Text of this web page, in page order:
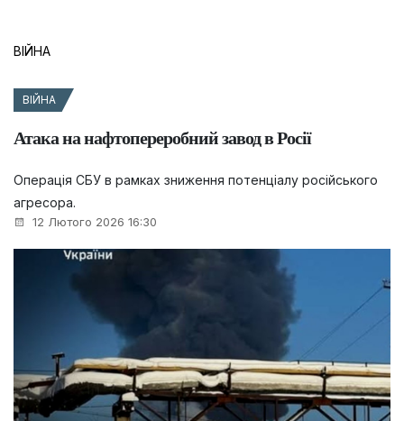
ВІЙНА
ВІЙНА
Атака на нафтопереробний завод в Росії
Операція СБУ в рамках зниження потенціалу російського
агресора.
12 Лютого 2026 16:30